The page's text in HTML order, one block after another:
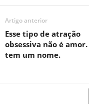
Artigo anterior
Esse tipo de atração
obsessiva não é amor.
tem um nome.